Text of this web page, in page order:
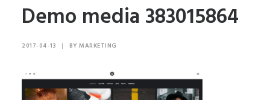
Demo media 383015864
2017-04-13 | BY MARKETING